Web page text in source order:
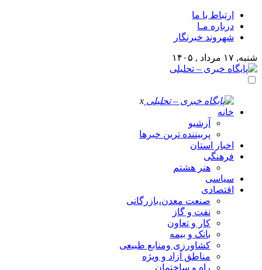
ارتباط با ما
درباره مـا
شهروند خبرنگار
شنبه, ۱۷ مرداد , ۱۴۰۵
x
خانه
آرشیو
پربیننده ترین خبرها
اخبار استان
فرهنگی
هنر هشتم
سیاسی
اقتصادی
صنعت معدن،بازرگانی
نفت و گاز
کار و تعاون
بانک و بیمه
کشاورزی ومنابع طبیعی
مناطق آزاد و ویژه
راه و ساختمان